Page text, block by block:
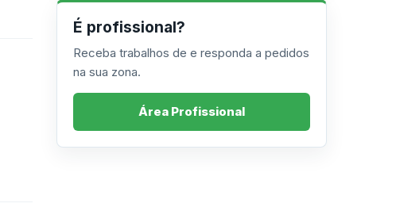
É profissional?
Receba trabalhos de e responda a pedidos
na sua zona.
Área Profissional